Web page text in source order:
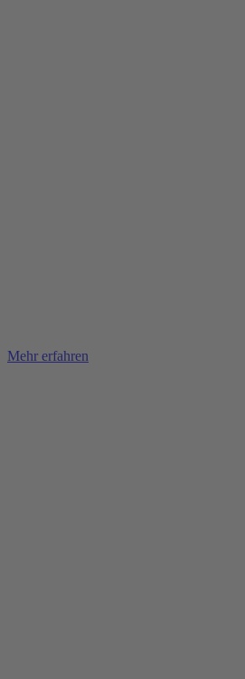
Mehr erfahren